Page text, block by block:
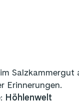
Salzkammergut
Erinnerungen.
Höhlenwelt